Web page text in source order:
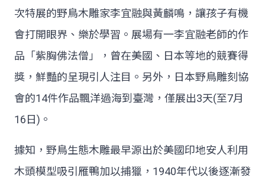
次特展的野鳥木雕家李宜融與黃麟鳴，讓孩子有機
會打開眼界、樂於學習。展場有一李宜融老師的作
品「紫胸佛法僧」，曾在美國、日本等地的競賽得
獎，鮮豔的呈現引人注目。另外，日本野鳥雕刻協
會的14件作品飄洋過海到臺灣，僅展出3天(至7月
16日)。
據知，野鳥生態木雕最早源出於美國印地安人利用
木頭模型吸引雁鴨加以捕獵，1940年代以後逐漸發